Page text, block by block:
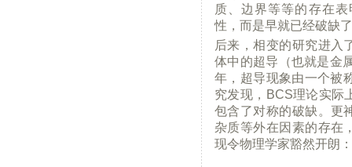
质、边界等等的存在
性，而是早就已经破缺
后来，相变的研究进入
体中的超导（也就是金
年，超导现象由一个被
究发现，BCS理论实际
包含了对称的破缺。更
杂质等外在因素的存在
现令物理学家豁然开朗